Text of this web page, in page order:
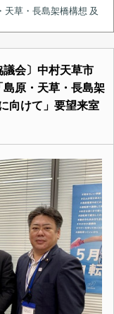
天草・長島架橋構想 及
議会〕中村天草市
原・天草・長島架
向けて」要望来室